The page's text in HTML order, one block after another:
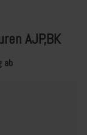
AJP,BK
ab